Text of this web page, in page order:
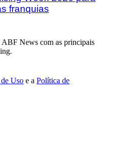
franquias
ABF News com as principais
Uso e a Política de